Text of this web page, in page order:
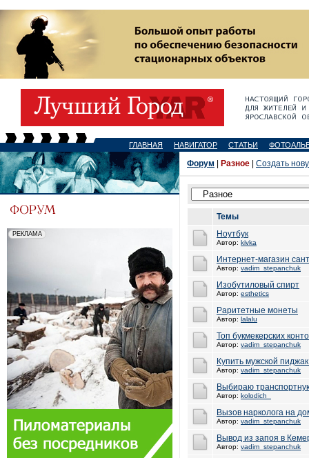
ГЛАВНАЯ НАВИГАТОР СТАТЬИ
Форум Разное Создать
Темы
Ноутбук
Автор: kivka
Интернет-магазин
Автор: vadim_stepanchuk
Изобутиловый спирт
Автор: esthetics
Раритетные монеты
Автор: lalalu
Топ букмекерских
Автор: vadim_stepanchuk
Купить мужской
Автор: vadim_stepanchuk
Выбираю
Автор: kolodich_
Вызов нарколога на
Автор: vadim_stepanchuk
Вывод из запоя в
Автор: vadim_stepanchuk